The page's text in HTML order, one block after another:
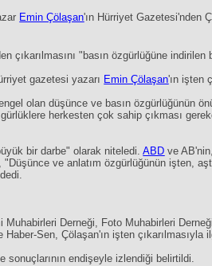
Emin Çölaşan'ın Hürriyet Gazetesi'nden
çıkarılmasını "basın özgürlüğüne
gazetesi yazarı Emin Çölaşan'ın işten
olan düşünce ve basın özgürlüğünün
herkesten çok sahip çıkması
bir darbe" olarak niteledi.ABD ve
ve anlatım özgürlüğünün işten,
Derneği, Foto Muhabirleri
Sen, Çölaşan'ın işten çıkarılmasıyla
sonuçlarının endişeyle izlendiği belirtildi.